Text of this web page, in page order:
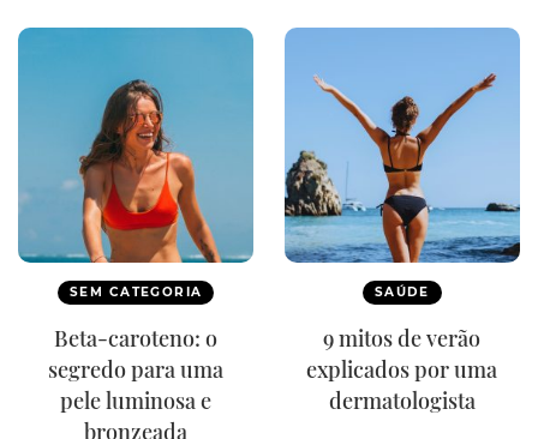
SEM CATEGORIA
Beta-caroteno: o
segredo para uma
pele luminosa e
bronzeada
SAÚDE
9 mitos de verão
explicados por uma
dermatologista